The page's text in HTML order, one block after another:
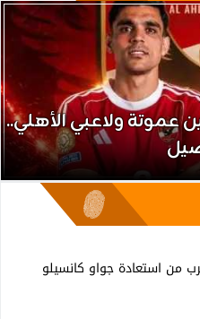
ولاعبي الأهلي..
من استعادة جواو كانسيلو